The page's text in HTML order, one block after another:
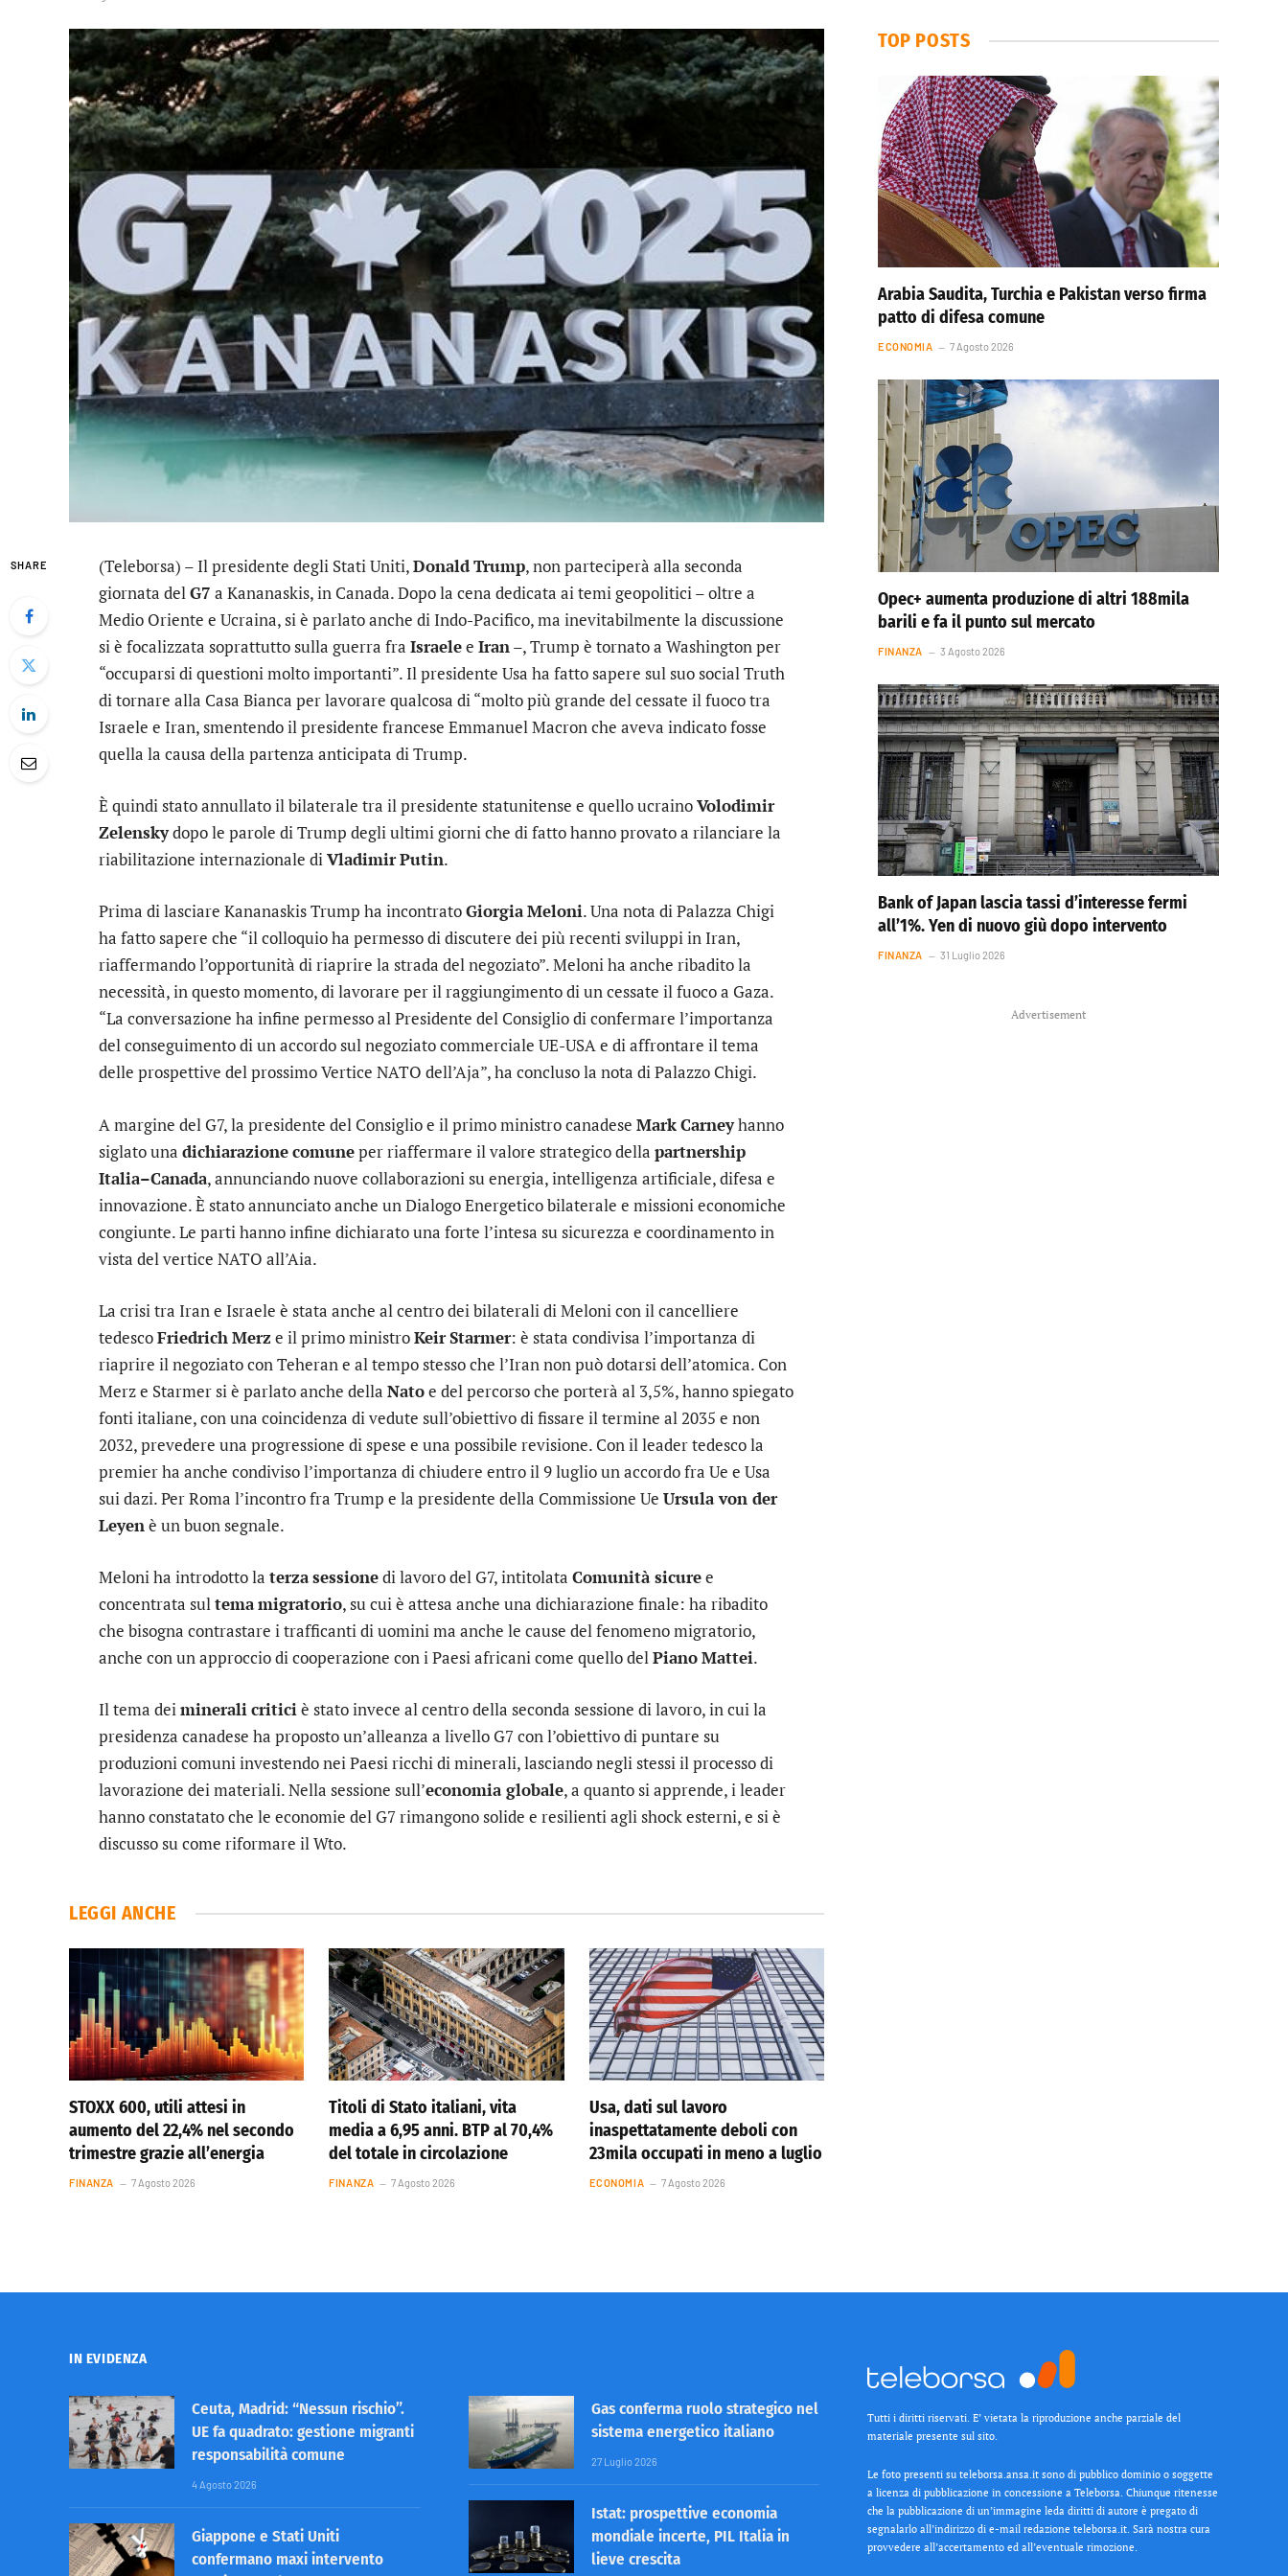
SHARE (Teleborsa) – Il presidente degli Stati Uniti,DonaldTrump, non parteciperà alla seconda
giornata delG7 a Kananaskis, in Canada. Dopo la cena dedicata ai temi geopolitici – oltre a
Medio Oriente e Ucraina, si è parlato anche di Indo-Pacifico, ma inevitabilmente la discussione
si è focalizzata soprattutto sulla guerra fra Israelee Iran–, Trump è tornato a Washington per
“occuparsi di questioni molto importanti”. Il presidente Usa ha fatto sapere sul suo social Truth
di tornare alla Casa Bianca per lavorare qualcosa di “molto più grande del cessate il fuoco tra
Israele e Iran, smentendo il presidente francese Emmanuel Macron che aveva indicato fosse
quella la causa della partenza anticipata di Trump.
È quindi stato annullato il bilaterale tra il presidente statunitense e quello ucrainoVolodimir
Zelenskydopo le parole di Trump degli ultimi giorni che di fatto hanno provato a rilanciare la
riabilitazione internazionale diVladimirPutin.
Prima di lasciare Kananaskis Trump ha incontratoGiorgiaMeloni. Una nota di Palazza Chigi
ha fatto sapere che “il colloquio ha permesso di discutere dei più recenti sviluppi in Iran,
riaffermando l’opportunità di riaprire la strada del negoziato”. Meloni ha anche ribadito la
necessità, in questo momento, di lavorare per il raggiungimento di un cessate il fuoco a Gaza.
“La conversazione ha infine permesso al Presidente del Consiglio di confermare l’importanza
del conseguimento di un accordo sul negoziato commerciale UE-USA e di affrontare il tema
delle prospettive del prossimo Vertice NATO dell’Aja”, ha concluso la nota di Palazzo Chigi.
A margine del G7, la presidente del Consiglio e il primo ministro canadese MarkCarneyhanno
siglato una dichiarazionecomuneper riaffermare il valore strategico della partnership
Italia–Canada, annunciando nuove collaborazioni su energia, intelligenza artificiale, difesa e
innovazione. È stato annunciato anche un Dialogo Energetico bilaterale e missioni economiche
congiunte. Le parti hanno infine dichiarato una forte l’intesa su sicurezza e coordinamento in
vista del vertice NATO all’Aia.
La crisi tra Iran e Israele è stata anche al centro dei bilaterali di Meloni con il cancelliere
tedescoFriedrichMerze il primo ministroKeirStarmer: è stata condivisa l’importanza di
riaprire il negoziato con Teheran e al tempo stesso che l’Iran non può dotarsi dell’atomica. Con
Merz e Starmer si è parlato anche della Natoe del percorso che porterà al 3,5%, hanno spiegato
fonti italiane, con una coincidenza di vedute sull’obiettivo di fissare il termine al 2035 e non
2032, prevedere una progressione di spese e una possibile revisione. Con il leader tedesco la
premier ha anche condiviso l’importanza di chiudere entro il 9 luglio un accordo fra Ue e Usa
sui dazi. Per Roma l’incontro fra Trump e la presidente della Commissione Ue Ursula von der
Leyenè un buon segnale.
Meloni ha introdotto la terzasessionedi lavoro del G7, intitolata Comunità sicuree
concentrata sultemamigratorio, su cui è attesa anche una dichiarazione finale: ha ribadito
che bisogna contrastare i trafficanti di uomini ma anche le cause del fenomeno migratorio,
anche con un approccio di cooperazione con i Paesi africani come quello delPianoMattei.
Il tema deimineralicriticiè stato invece al centro della seconda sessione di lavoro, in cui la
presidenza canadese ha proposto un’alleanza a livello G7 con l’obiettivo di puntare su
produzioni comuni investendo nei Paesi ricchi di minerali, lasciando negli stessi il processo di
lavorazione dei materiali. Nella sessione sull’economia globale, a quanto si apprende, i leader
hanno constatato che le economie del G7 rimangono solide e resilienti agli shock esterni, e si è
discusso su come riformare il Wto.
LEGGI ANCHE
STOXX 600, utili attesi in
aumento del 22,4% nel secondo
trimestre grazie all’energia
FINANZA 7 Agosto 2026
Titoli di Stato italiani, vita
media a 6,95 anni. BTP al 70,4%
del totale in circolazione
FINANZA 7 Agosto 2026
Usa, dati sul lavoro
inaspettatamente deboli con
23mila occupati in meno a luglio
ECONOMIA 7 Agosto 2026
TOP POSTS
Arabia Saudita, Turchia e Pakistan verso firma
patto di difesa comune
ECONOMIA 7 Agosto 2026
Opec+ aumenta produzione di altri 188mila
barili e fa il punto sul mercato
FINANZA 3 Agosto 2026
Bank of Japan lascia tassi d’interesse fermi
all’1%. Yen di nuovo giù dopo intervento
FINANZA 31 Luglio 2026
Advertisement
IN EVIDENZA
Ceuta, Madrid: “Nessun rischio”.
UE fa quadrato: gestione migranti
responsabilità comune
4 Agosto 2026
Giappone e Stati Uniti
confermano maxi intervento
Gas conferma ruolo strategico nel
sistema energetico italiano
27 Luglio 2026
Istat: prospettive economia
mondiale incerte, PIL Italia in
lieve crescita
Tutti i diritti riservati. E’ vietata la riproduzione anche parziale del
materiale presente sul sito.
Le foto presenti su teleborsa.ansa.it sono di pubblico dominio o soggette
a licenza di pubblicazione in concessione a Teleborsa. Chiunque ritenesse
che la pubblicazione di un’immagine leda diritti di autore è pregato di
segnalarlo all’indirizzo di e-mail redazione teleborsa.it. Sarà nostra cura
provvedere all’accertamento ed all’eventuale rimozione.